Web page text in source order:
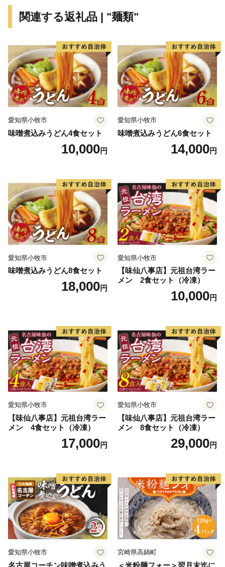
いることを、ぜひご覧ください。
関連する返礼品 | "麺類"
愛知県小牧市
味噌煮込みうどん4食セット
10,000円
愛知県小牧市
味噌煮込みうどん6食セット
14,000円
愛知県小牧市
味噌煮込みうどん8食セット
18,000円
愛知県小牧市
【味仙八事店】元祖台湾ラー
メン 2食セット（冷凍）
10,000円
愛知県小牧市
【味仙八事店】元祖台湾ラー
メン 4食セット（冷凍）
17,000円
愛知県小牧市
【味仙八事店】元祖台湾ラー
メン 8食セット（冷凍）
29,000円
愛知県小牧市
名古屋コーチン味噌煮込みう
宮崎県高鍋町
＜米粉麺フォー＞翌月末迄に